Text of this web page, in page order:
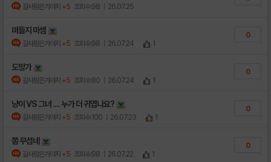
갈사람은가야지 +5 조회수:98 | 26.07.25
떠들지 마셈
갈사람은가야지 +5 조회수:98 | 26.07.24 1
0
도망가
갈사람은가야지 +5 조회수:80 | 26.07.24 1
0
냥이 VS 그녀 .... 누가 더 귀엽나요?
갈사람은가야지 +5 조회수:100 | 26.07.23 1
0
쫌 무섭네
갈사람은가야지 +5 조회수:98 | 26.07.22 1
0